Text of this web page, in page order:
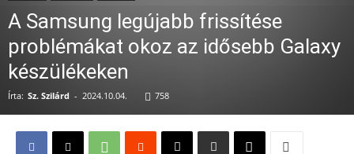
A Samsung legújabb frissítése
problémákat okoz az idősebb Galaxy
készülékeken
Írta: Sz. Szilárd - 2024.10.04. 758